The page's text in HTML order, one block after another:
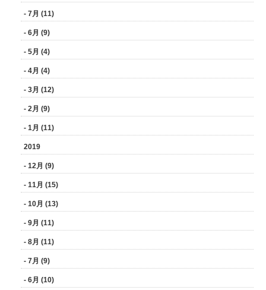
- 7月 (11)
- 6月 (9)
- 5月 (4)
- 4月 (4)
- 3月 (12)
- 2月 (9)
- 1月 (11)
2019
- 12月 (9)
- 11月 (15)
- 10月 (13)
- 9月 (11)
- 8月 (11)
- 7月 (9)
- 6月 (10)